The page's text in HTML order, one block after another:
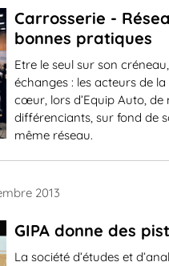
Carrosserie -
bonnes pratiques
Etre le seul sur son
échanges : les acteurs de
cœur, lors d’Equip Auto,
différenciants, sur fond de
même réseau.
2013
GIPA donne des
La société d’études et